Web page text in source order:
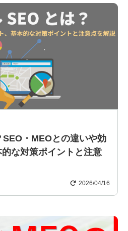
SEO・MEOとの違いや効
な対策ポイントと注意
2026/04/16